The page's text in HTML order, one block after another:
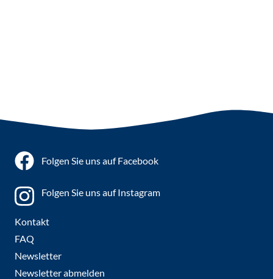
Folgen Sie uns auf Facebook
Folgen Sie uns auf Instagram
Kontakt
FAQ
Newsletter
Newsletter abmelden